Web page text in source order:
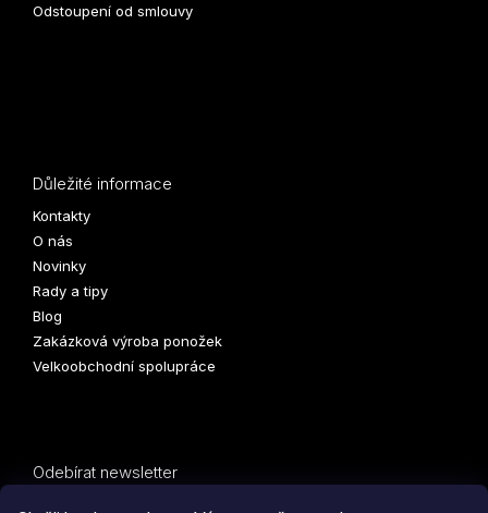
Odstoupení od smlouvy
Důležité informace
Kontakty
O nás
Novinky
Rady a tipy
Blog
Zakázková výroba ponožek
Velkoobchodní spolupráce
Odebírat newsletter